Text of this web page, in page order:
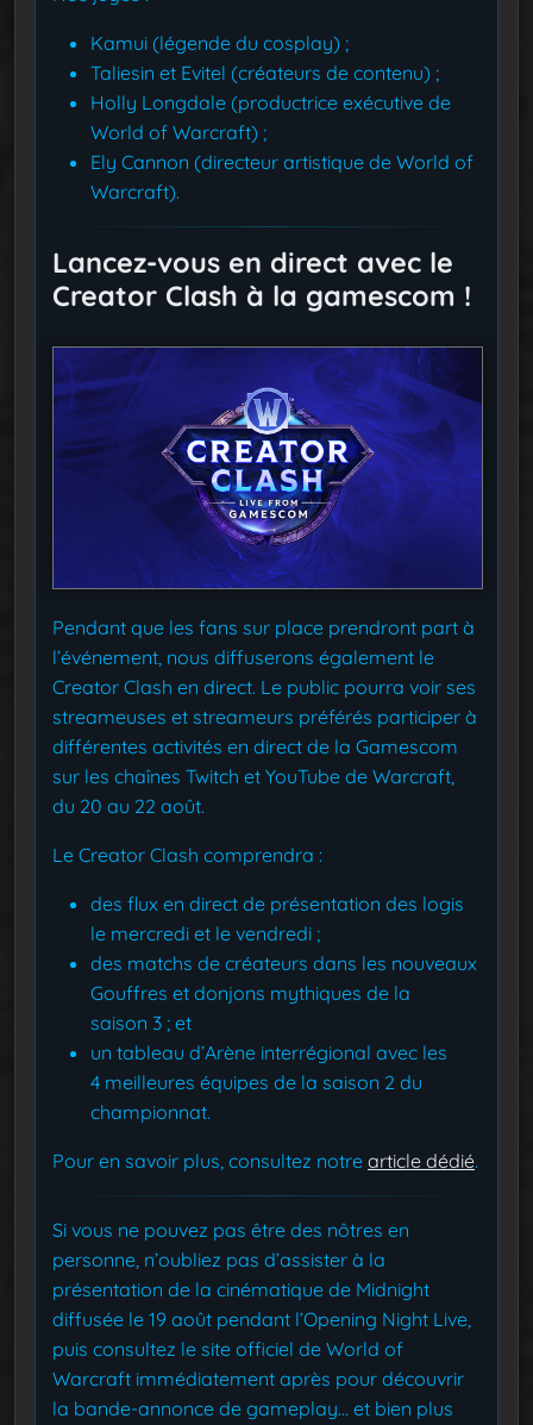
Kamui (légende du cosplay) ;
Taliesin et Evitel (créateurs de contenu) ;
Holly Longdale (productrice exécutive de
World of Warcraft) ;
Ely Cannon (directeur artistique de World of
Warcraft).
Lancez-vous en direct avec le
Creator Clash à la gamescom !
Pendant que les fans sur place prendront part à
l’événement, nous diffuserons également le
Creator Clash en direct. Le public pourra voir ses
streameuses et streameurs préférés participer à
différentes activités en direct de la Gamescom
sur les chaînes Twitch et YouTube de Warcraft,
du 20 au 22 août.
Le Creator Clash comprendra :
des flux en direct de présentation des logis
le mercredi et le vendredi ;
des matchs de créateurs dans les nouveaux
Gouffres et donjons mythiques de la
saison 3 ; et
un tableau d’Arène interrégional avec les
4 meilleures équipes de la saison 2 du
championnat.
Pour en savoir plus, consultez notre article dédié.
Si vous ne pouvez pas être des nôtres en
personne, n’oubliez pas d’assister à la
présentation de la cinématique de Midnight
diffusée le 19 août pendant l’Opening Night Live,
puis consultez le site officiel de World of
Warcraft immédiatement après pour découvrir
la bande-annonce de gameplay… et bien plus